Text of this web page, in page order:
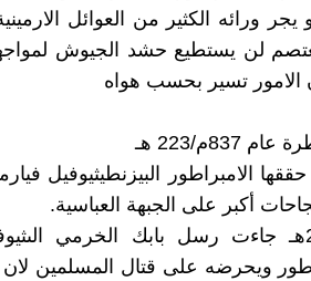
ورائه الكثير من العوائل
لن يستطيع حشد الجيوش
تسير بحسب هواه
223 هـ
الامبراطور البيزنطيثيوفيل
أكبر على الجبهة العباسية.
وفى عام 837م/223هـ جاءت رسل بابك الخرمي
ويحرضه على قتال المسلمين